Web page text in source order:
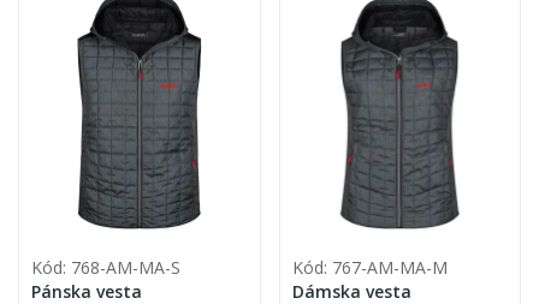
Kód: 768-AM-MA-S
Pánska vesta
Kód: 767-AM-MA-M
Dámska vesta